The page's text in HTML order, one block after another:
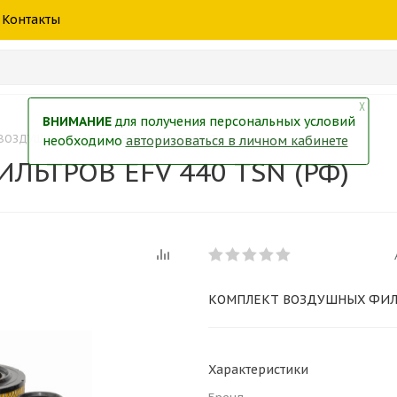
Контакты
ФИЛЬТРОВ EFV 440 TSN (РФ)
EFV 440 TSN (РФ)
КОМПЛЕКТ ВОЗДУШНЫХ
Характеристики
╳
ВНИМАНИЕдля получения персональных условий
необходимо авторизоваться в личном кабинете